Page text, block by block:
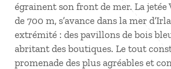
égrainent son front de mer. La
de 700 m, s’avance dans la mer
extrémité : des pavillons de bois
abritant des boutiques. Le tout
promenade des plus agréables et